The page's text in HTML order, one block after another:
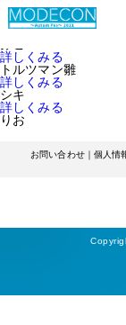
ENTRANTS
大学生
詳しくみる
詳しくみる
トルツマン雛
詳しくみる
シキ
詳しくみる
りお
お問い合わせ｜個人情